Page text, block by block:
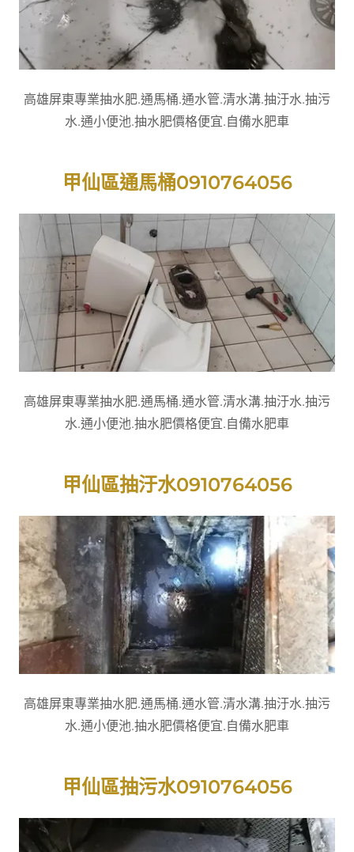
高雄屏東專業抽水肥.通馬桶.通水管.清水溝.抽汙水.抽污
水.通小便池.抽水肥價格便宜.自備水肥車
甲仙區通馬桶0910764056
高雄屏東專業抽水肥.通馬桶.通水管.清水溝.抽汙水.抽污
水.通小便池.抽水肥價格便宜.自備水肥車
甲仙區抽汙水0910764056
高雄屏東專業抽水肥.通馬桶.通水管.清水溝.抽汙水.抽污
水.通小便池.抽水肥價格便宜.自備水肥車
甲仙區抽污水0910764056